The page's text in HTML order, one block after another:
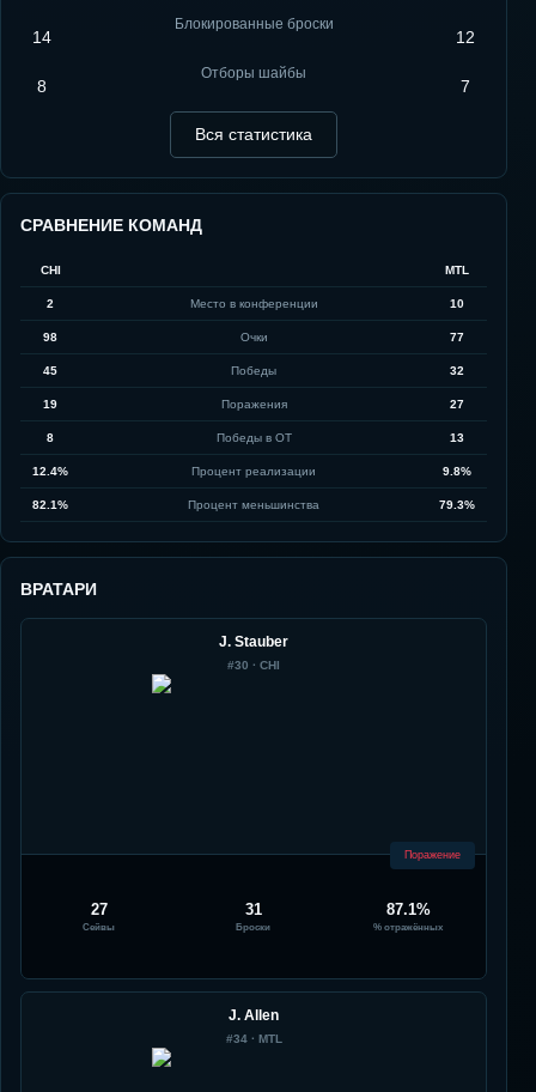
14
Блокированные броски
12
8
Отборы шайбы
7
Вся статистика
СРАВНЕНИЕ КОМАНД
CHI MTL
2 Место в конференции 10
98 Очки 77
45 Победы 32
19 Поражения 27
8 Победы в ОТ 13
12.4% Процент реализации 9.8%
82.1% Процент меньшинства 79.3%
ВРАТАРИ
J. Stauber
#30 · CHI
Поражение
27
Сейвы
31
Броски
87.1%
% отражённых
J. Allen
#34· MTL